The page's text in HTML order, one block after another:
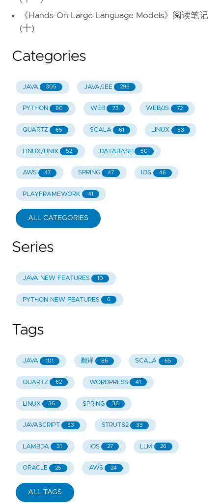
《Hands-On Large Language Models》阅读笔记
(十)
Categories
JAVA 305 JAVA/JEE 296
PYTHON 80 WEB 73 WEB/JS 72
QUARTZ 65 SCALA 61 LINUX 53
LINUX/UNIX 52 DATABASE 50
AWS 47 SPRING 47 IOS 46
PLAYFRAMEWORK 41
ALL CATEGORIES
Series
JAVA NEW FEATURES 10
PYTHON NEW FEATURES 6
Tags
JAVA 101 翻译 86 SCALA 65
QUARTZ 62 WORDPRESS 41
LINUX 36 SPRING 36
JAVASCRIPT 33 STRUTS2 33
LAMBDA 31 IOS 27 LLM 26
ORACLE 25 AWS 24
ALL TAGS